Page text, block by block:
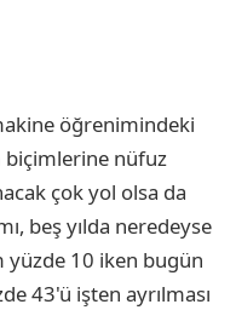
öğrenimindeki
biçimlerine nüfuz
çok yol olsa da
beş yılda neredeyse
yüzde 10 iken bugün
43'ü işten ayrılması